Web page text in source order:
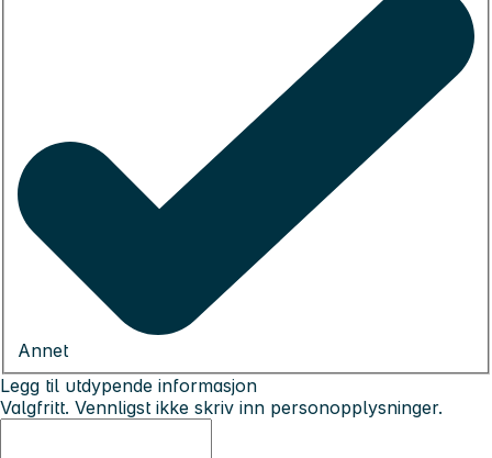
Annet
Legg til utdypende informasjon
Valgfritt. Vennligst ikke skriv inn personopplysninger.